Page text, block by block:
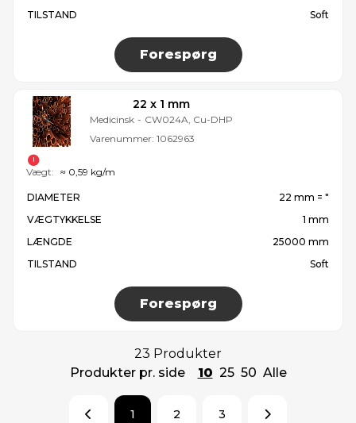
TILSTAND
Soft
Forespørg
22 x 1 mm
Medicinsk - CW024A, Cu-DHP
Varenummer: 1062963
DIAMETER
22 mm = ″
VÆGTYKKELSE
1 mm
LÆNGDE
25000 mm
TILSTAND
Soft
Forespørg
Vægt: ≈ 0,59 kg/m
23 Produkter
Produkter pr. side
10 25 50 Alle
1 2 3